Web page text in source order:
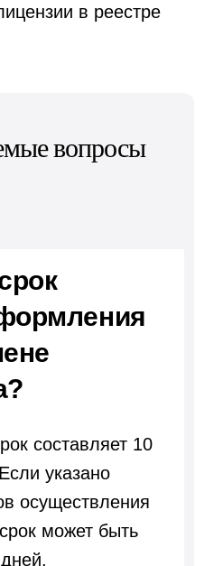
в реестре
вопросы
составляет 10
указано
осуществления
может быть